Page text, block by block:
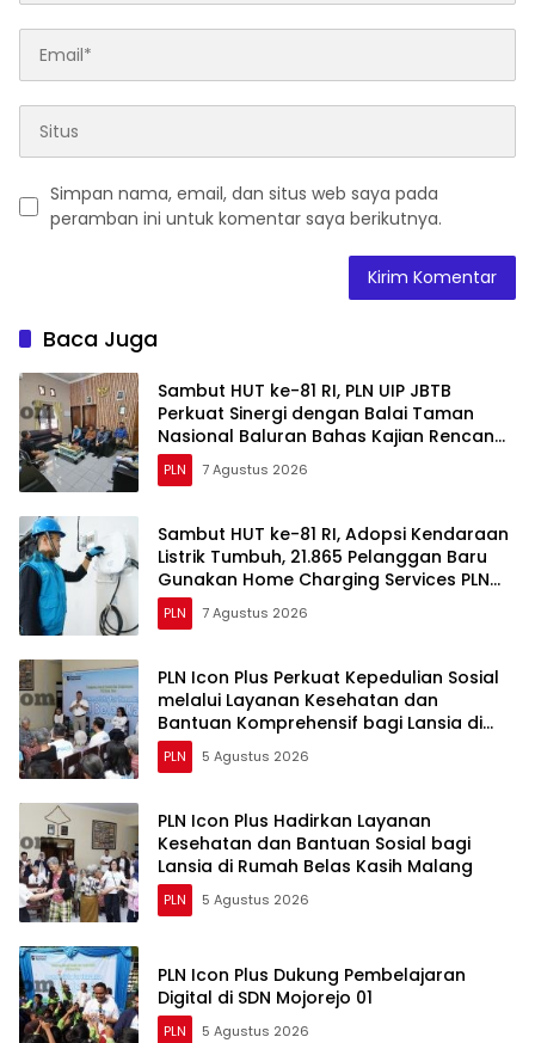
Simpan nama, email, dan situs web saya pada
peramban ini untuk komentar saya berikutnya.
Baca Juga
Sambut HUT ke-81 RI, PLN UIP JBTB
Perkuat Sinergi dengan Balai Taman
Nasional Baluran Bahas Kajian Rencana
Proyek SUTET 500 kV Paiton–
Watudodol/Kalipuro
PLN 7 Agustus 2026
Sambut HUT ke-81 RI, Adopsi Kendaraan
Listrik Tumbuh, 21.865 Pelanggan Baru
Gunakan Home Charging Services PLN
pada Semester I 2026
PLN 7 Agustus 2026
PLN Icon Plus Perkuat Kepedulian Sosial
melalui Layanan Kesehatan dan
Bantuan Komprehensif bagi Lansia di
Malang
PLN 5 Agustus 2026
PLN Icon Plus Hadirkan Layanan
Kesehatan dan Bantuan Sosial bagi
Lansia di Rumah Belas Kasih Malang
PLN 5 Agustus 2026
PLN Icon Plus Dukung Pembelajaran
Digital di SDN Mojorejo 01
PLN 5 Agustus 2026